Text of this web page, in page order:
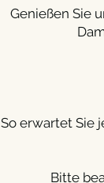
Genießen Sie
So erwartet Sie
Bitte